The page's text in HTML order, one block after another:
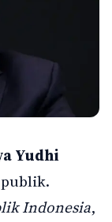
Yudhi
Indonesia,